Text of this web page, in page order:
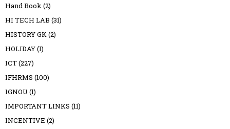
Hand Book(2)
HI TECH LAB (31)
HISTORY GK(2)
HOLIDAY(1)
ICT(227)
IFHRMS (100)
IGNOU (1)
IMPORTANT LINKS (11)
INCENTIVE (2)